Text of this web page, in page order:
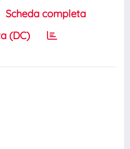
Scheda completa
(DC)